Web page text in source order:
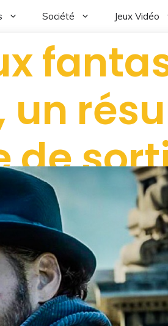
Société Jeux Vidéo
un
de